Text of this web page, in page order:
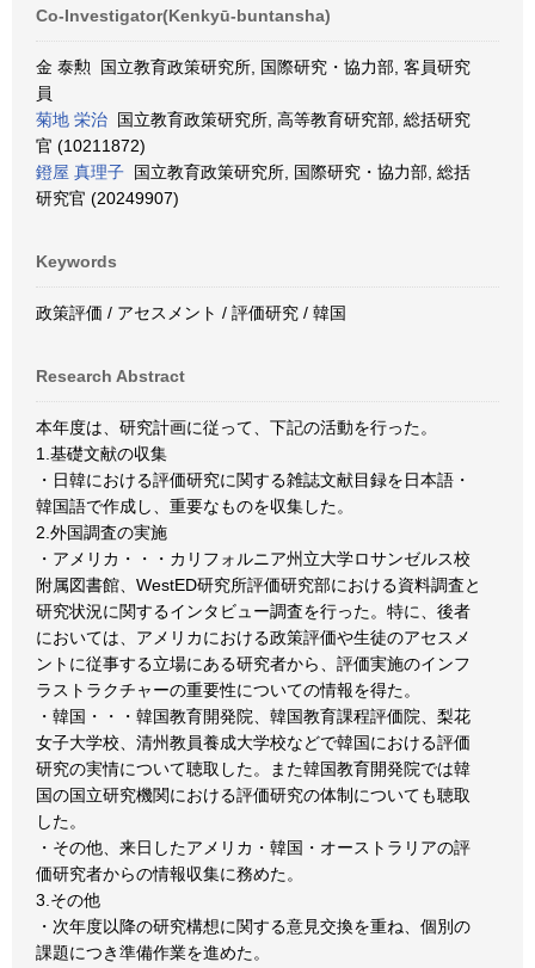
Co-Investigator(Kenkyū-buntansha)
金 泰勲 国立教育政策研究所, 国際研究・協力部, 客員研究
員
菊地 栄治 国立教育政策研究所, 高等教育研究部, 総括研究
官 (10211872)
鐙屋 真理子 国立教育政策研究所, 国際研究・協力部, 総括
研究官 (20249907)
Keywords
政策評価 / アセスメント / 評価研究 / 韓国
Research Abstract
本年度は、研究計画に従って、下記の活動を行った。
1.基礎文献の収集
・日韓における評価研究に関する雑誌文献目録を日本語・
韓国語で作成し、重要なものを収集した。
2.外国調査の実施
・アメリカ・・・カリフォルニア州立大学ロサンゼルス校
附属図書館、WestED研究所評価研究部における資料調査と
研究状況に関するインタビュー調査を行った。特に、後者
においては、アメリカにおける政策評価や生徒のアセスメ
ントに従事する立場にある研究者から、評価実施のインフ
ラストラクチャーの重要性についての情報を得た。
・韓国・・・韓国教育開発院、韓国教育課程評価院、梨花
女子大学校、清州教員養成大学校などで韓国における評価
研究の実情について聴取した。また韓国教育開発院では韓
国の国立研究機関における評価研究の体制についても聴取
した。
・その他、来日したアメリカ・韓国・オーストラリアの評
価研究者からの情報収集に務めた。
3.その他
・次年度以降の研究構想に関する意見交換を重ね、個別の
課題につき準備作業を進めた。